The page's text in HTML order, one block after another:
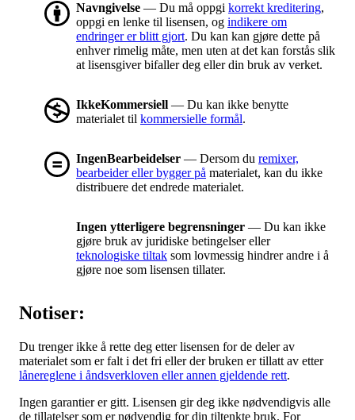
Navngivelse — Du må oppgi korrekt kreditering,
oppgi en lenke til lisensen, og indikere om
endringer er blitt gjort. Du kan kan gjøre dette på
enhver rimelig måte, men uten at det kan forstås slik
at lisensgiver bifaller deg eller din bruk av verket.
IkkeKommersiell — Du kan ikke benytte
materialet til kommersielle formål.
IngenBearbeidelser — Dersom du remixer,
bearbeider eller bygger på materialet, kan du ikke
distribuere det endrede materialet.
Ingen ytterligere begrensninger — Du kan ikke
gjøre bruk av juridiske betingelser eller
teknologiske tiltak som lovmessig hindrer andre i å
gjøre noe som lisensen tillater.
Notiser:
Du trenger ikke å rette deg etter lisensen for de deler av
materialet som er falt i det fri eller der bruken er tillatt av etter
lånereglene i åndsverkloven eller annen gjeldende rett.
Ingen garantier er gitt. Lisensen gir deg ikke nødvendigvis alle
de tillatelser som er nødvendig for din tiltenkte bruk. For